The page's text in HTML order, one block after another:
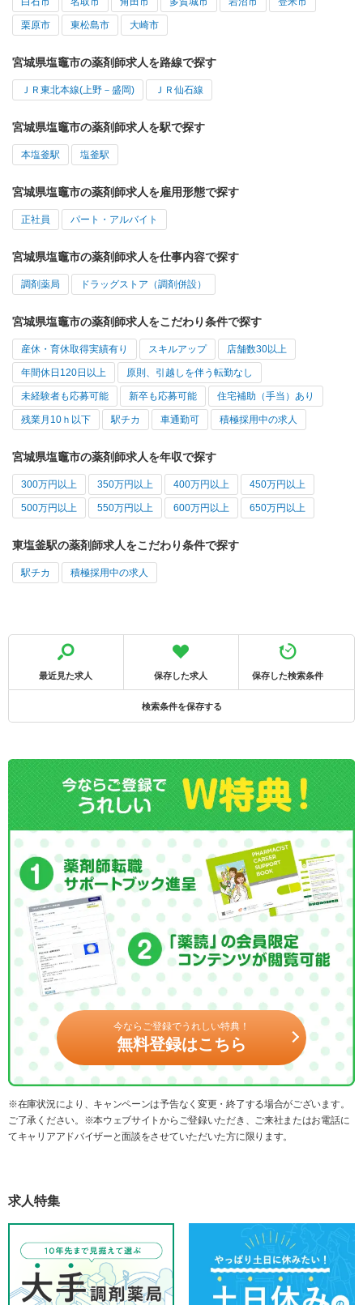
栗原市 東松島市 大崎市
宮城県塩竈市の薬剤師求人を路線で探す
ＪＲ東北本線(上野－盛岡) ＪＲ仙石線
宮城県塩竈市の薬剤師求人を駅で探す
本塩釜駅 塩釜駅
宮城県塩竈市の薬剤師求人を雇用形態で探す
正社員 パート・アルバイト
宮城県塩竈市の薬剤師求人を仕事内容で探す
調剤薬局 ドラッグストア（調剤併設）
宮城県塩竈市の薬剤師求人をこだわり条件で探す
産休・育休取得実績有り スキルアップ 店舗数30以上
年間休日120日以上 原則、引越しを伴う転勤なし
未経験者も応募可能 新卒も応募可能 住宅補助（手当）あり
残業月10ｈ以下 駅チカ 車通勤可 積極採用中の求人
宮城県塩竈市の薬剤師求人を年収で探す
300万円以上 350万円以上 400万円以上 450万円以上
500万円以上 550万円以上 600万円以上 650万円以上
東塩釜駅の薬剤師求人をこだわり条件で探す
駅チカ 積極採用中の求人
最近見た求人 保存した求人 保存した検索条件
検索条件を保存する
今ならご登録でうれしい特典！
無料登録はこちら
※在庫状況により、キャンペーンは予告なく変更・終了する場合がございます。
ご了承ください。※本ウェブサイトからご登録いただき、ご来社またはお電話に
てキャリアアドバイザーと面談をさせていただいた方に限ります。
求人特集